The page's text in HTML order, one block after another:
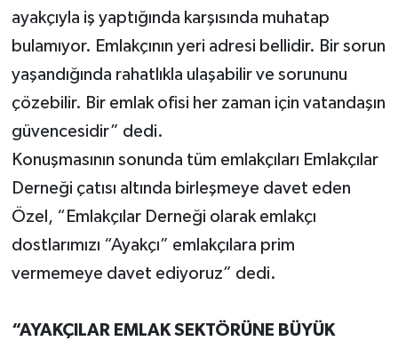
ayakçıyla iş yaptığında karşısında muhatap
bulamıyor. Emlakçının yeri adresi bellidir. Bir sorun
yaşandığında rahatlıkla ulaşabilir ve sorununu
çözebilir. Bir emlak ofisi her zaman için vatandaşın
güvencesidir” dedi.
Konuşmasının sonunda tüm emlakçıları Emlakçılar
Derneği çatısı altında birleşmeye davet eden
Özel, “Emlakçılar Derneği olarak emlakçı
dostlarımızı “Ayakçı” emlakçılara prim
vermemeye davet ediyoruz” dedi.
“AYAKÇILAR EMLAK SEKTÖRÜNE BÜYÜK